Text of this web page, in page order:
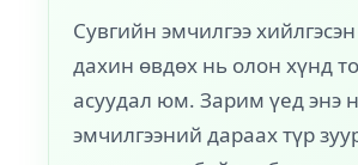
Сувгийн эмчилгээ
дахин өвдөх нь олон хүнд
асуудал юм. Зарим үед энэ
эмчилгээний дараах түр